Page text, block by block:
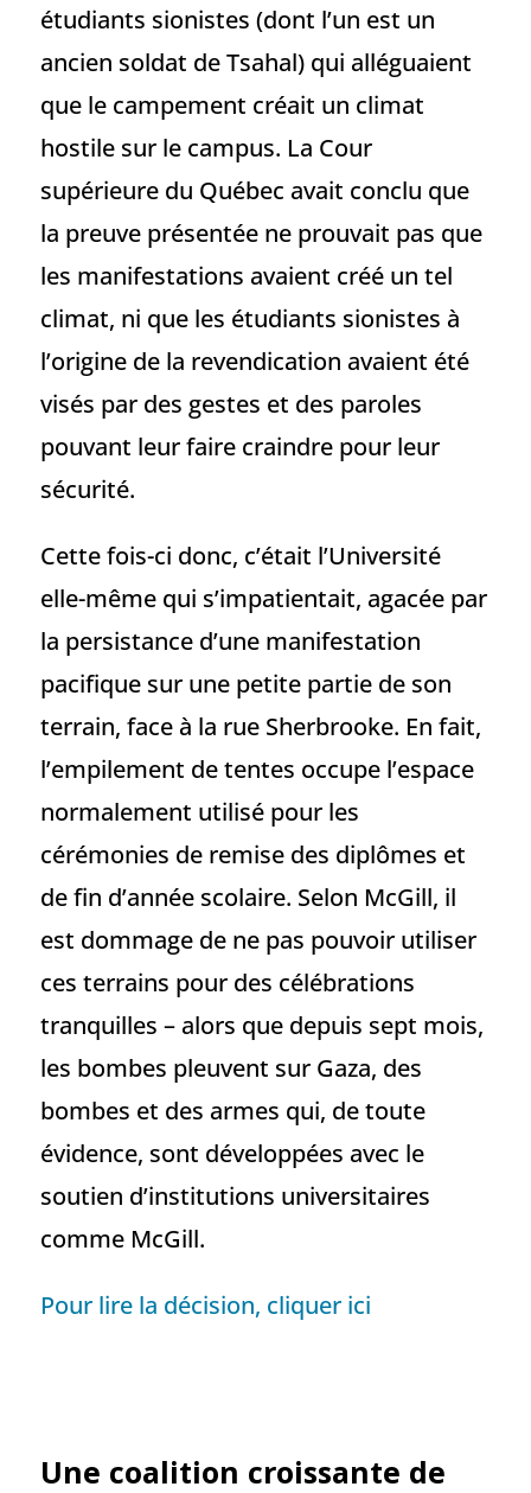
étudiants sionistes (dont l’un est un
ancien soldat de Tsahal) qui alléguaient
que le campement créait un climat
hostile sur le campus. La Cour
supérieure du Québec avait conclu que
la preuve présentée ne prouvait pas que
les manifestations avaient créé un tel
climat, ni que les étudiants sionistes à
l’origine de la revendication avaient été
visés par des gestes et des paroles
pouvant leur faire craindre pour leur
sécurité.
Cette fois-ci donc, c’était l’Université
elle-même qui s’impatientait, agacée par
la persistance d’une manifestation
pacifique sur une petite partie de son
terrain, face à la rue Sherbrooke. En fait,
l’empilement de tentes occupe l’espace
normalement utilisé pour les
cérémonies de remise des diplômes et
de fin d’année scolaire. Selon McGill, il
est dommage de ne pas pouvoir utiliser
ces terrains pour des célébrations
tranquilles – alors que depuis sept mois,
les bombes pleuvent sur Gaza, des
bombes et des armes qui, de toute
évidence, sont développées avec le
soutien d’institutions universitaires
comme McGill.
Pour lire la décision, cliquer ici
Une coalition croissante de